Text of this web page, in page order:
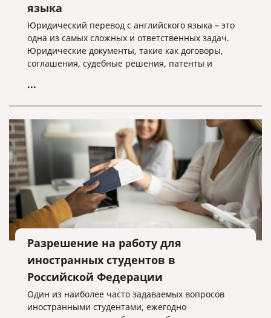
языка
Юридический перевод с английского языка – это
одна из самых сложных и ответственных задач.
Юридические документы, такие как договоры,
соглашения, судебные решения, патенты и
перевода, но и соблюдения юридической
...
Разрешение на работу для
иностранных студентов в
Российской Федерации
Один из наиболее часто задаваемых вопросов
иностранными студентами, ежегодно